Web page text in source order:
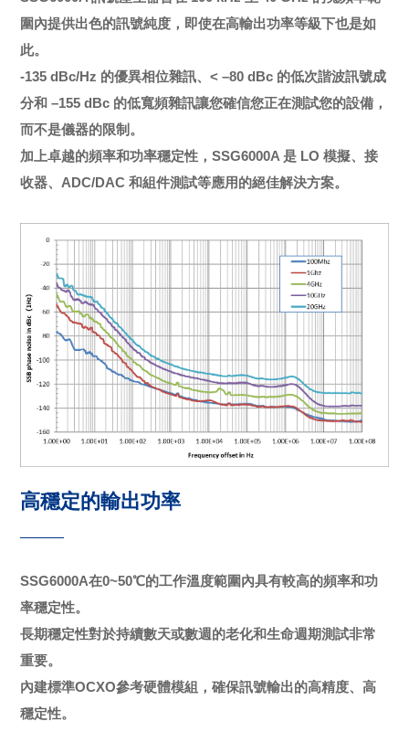
圍內提供出色的訊號純度，即使在高輸出功率等級下也是如
此。
-135 dBc/Hz 的優異相位雜訊、< –80 dBc 的低次諧波訊號成
分和 –155 dBc 的低寬頻雜訊讓您確信您正在測試您的設備，
而不是儀器的限制。
加上卓越的頻率和功率穩定性，SSG6000A 是 LO 模擬、接
收器、ADC/DAC 和組件測試等應用的絕佳解決方案。
高穩定的輸出功率
SSG6000A在0~50℃的工作溫度範圍內具有較高的頻率和功
率穩定性。
長期穩定性對於持續數天或數週的老化和生命週期測試非常
重要。
內建標準OCXO參考硬體模組，確保訊號輸出的高精度、高
穩定性。